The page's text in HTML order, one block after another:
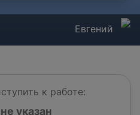
Евгений
к работе:
указан